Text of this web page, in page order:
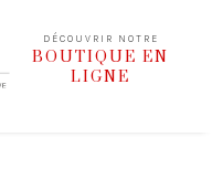
DÉCOUVRIR NOTRE
BOUTIQUE EN
LIGNE